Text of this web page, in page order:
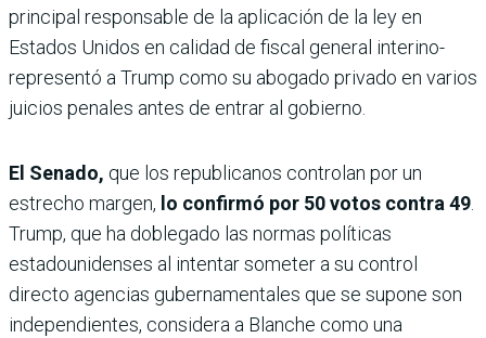
principal responsable de la aplicación de la ley en
Estados Unidos en calidad de fiscal general interino-
representó a Trump como su abogado privado en varios
juicios penales antes de entrar al gobierno.
El Senado, que los republicanos controlan por un
estrecho margen, lo confirmó por 50 votos contra 49.
Trump, que ha doblegado las normas políticas
estadounidenses al intentar someter a su control
directo agencias gubernamentales que se supone son
independientes, considera a Blanche como una